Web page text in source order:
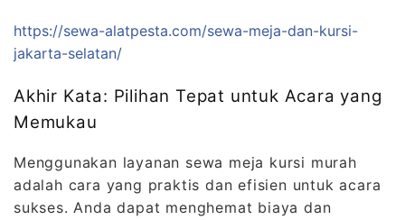
https://sewa-alatpesta.com/sewa-meja-dan-kursi-
jakarta-selatan/
Akhir Kata: Pilihan Tepat untuk Acara yang
Memukau
Menggunakan layanan sewa meja kursi murah
adalah cara yang praktis dan efisien untuk acara
sukses. Anda dapat menghemat biaya dan